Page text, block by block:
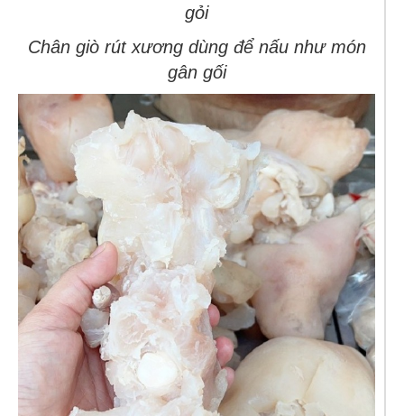
gỏi
Chân giò rút xương dùng để nấu như món
gân gối